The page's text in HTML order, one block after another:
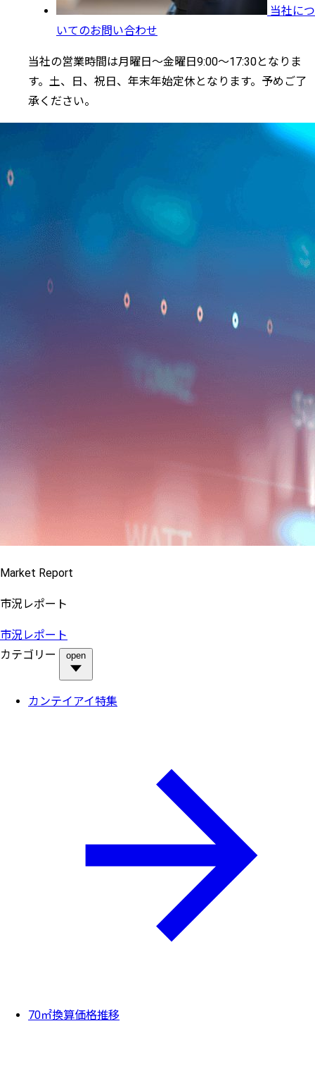
当社につ
いてのお問い合わせ
当社の営業時間は月曜日～金曜日9:00～17:30となりま
す。土、日、祝日、年末年始定休となります。予めご了
承ください。
Market Report
市況レポート
市況レポート
カテゴリー
open
カンテイアイ特集
70㎡換算価格推移